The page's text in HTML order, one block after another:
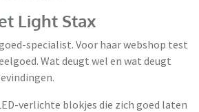
Light Stax
specialist. Voor haar webshop test
Wat deugt wel en wat deugt
verlichte blokjes die zich goed laten